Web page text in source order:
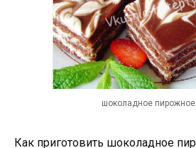
шоколадное
Как приготовить шоколадное